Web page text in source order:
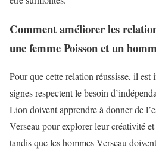
Comment améliorer les
une femme Poisson et un
Pour que cette relation réussisse, il
signes respectent le besoin
Lion doivent apprendre à donner de
Verseau pour explorer leur créativité
tandis que les hommes Verseau